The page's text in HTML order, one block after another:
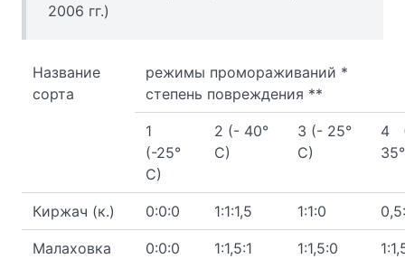
2006 гг.)
Название
сорта
режимы промораживаний *
степень повреждения **
1
(-25°
С)
2 (- 40°
С)
3 (- 25°
С)
4
Киржач (к.) 0:0:0 1:1:1,5 1:1:0
Малаховка
0:0:0 1:1,5:1 1:1,5:0